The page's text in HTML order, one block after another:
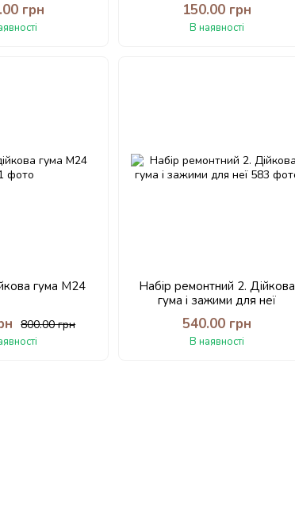
грн 150.00 грн
В наявності
гума М24
800.00 грн
Набір ремонтний 2. Дійкова
гума і зажими для неї
540.00 грн
В наявності